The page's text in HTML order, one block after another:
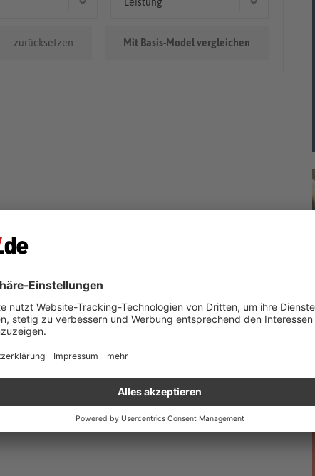
zurücksetzen
Mit Basis-Model vergleichen